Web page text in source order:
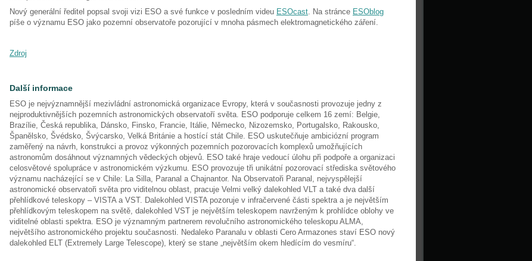
Nový generální ředitel popsal svoji vizi ESO a své funkce v posledním videu ESOcast. Na stránce ESOblog
píše o významu ESO jako pozemní observatoře pozorující v mnoha pásmech elektromagnetického záření.
Zdroj
Další informace
ESO je nejvýznamnější mezivládní astronomická organizace Evropy, která v současnosti provozuje jedny z
nejproduktivnějších pozemních astronomických observatoří světa. ESO podporuje celkem 16 zemí: Belgie,
Brazílie, Česká republika, Dánsko, Finsko, Francie, Itálie, Německo, Nizozemsko, Portugalsko, Rakousko,
Španělsko, Švédsko, Švýcarsko, Velká Británie a hostící stát Chile. ESO uskutečňuje ambiciózní program
zaměřený na návrh, konstrukci a provoz výkonných pozemních pozorovacích komplexů umožňujících
astronomům dosáhnout významných vědeckých objevů. ESO také hraje vedoucí úlohu při podpoře a organizaci
celosvětové spolupráce v astronomickém výzkumu. ESO provozuje tři unikátní pozorovací střediska světového
významu nacházející se v Chile: La Silla, Paranal a Chajnantor. Na Observatoři Paranal, nejvyspělejší
astronomické observatoři světa pro viditelnou oblast, pracuje Velmi velký dalekohled VLT a také dva další
přehlídkové teleskopy – VISTA a VST. Dalekohled VISTA pozoruje v infračervené části spektra a je největším
přehlídkovým teleskopem na světě, dalekohled VST je největším teleskopem navrženým k prohlídce oblohy ve
viditelné oblasti spektra. ESO je významným partnerem revolučního astronomického teleskopu ALMA,
největšího astronomického projektu současnosti. Nedaleko Paranalu v oblasti Cero Armazones staví ESO nový
dalekohled ELT (Extremely Large Telescope), který se stane „největším okem hledícím do vesmíru“.